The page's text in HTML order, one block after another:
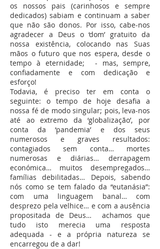
os nossos pais (carinhosos e sempre
dedicados) sabiam e continuam a saber
que não são donos. Por isso, cabe-nos
agradecer a Deus o ‘dom’ gratuito da
nossa existência, colocando nas Suas
mãos o futuro que nos espera, desde o
tempo à eternidade; - mas, sempre,
confiadamente e com dedicação e
esforço!
Todavia, é preciso ter em conta o
seguinte: o tempo de hoje desafia a
nossa fé de modo singular; pois, leva-nos
até ao extremo da ‘globalização’, por
conta da ‘pandemia’ e dos seus
numerosos e graves resultados:
contagiados sem conta… mortes
numerosas e diárias… derrapagem
económica… muitos desempregados…
famílias debilitadas… Depois, sabendo
nós como se tem falado da “eutanásia”:
com uma linguagem banal… com
desprezo pela velhice… e com a ausência
propositada de Deus… achamos que
tudo isto merecia uma resposta
adequada - e a própria natureza se
encarregou de a dar!